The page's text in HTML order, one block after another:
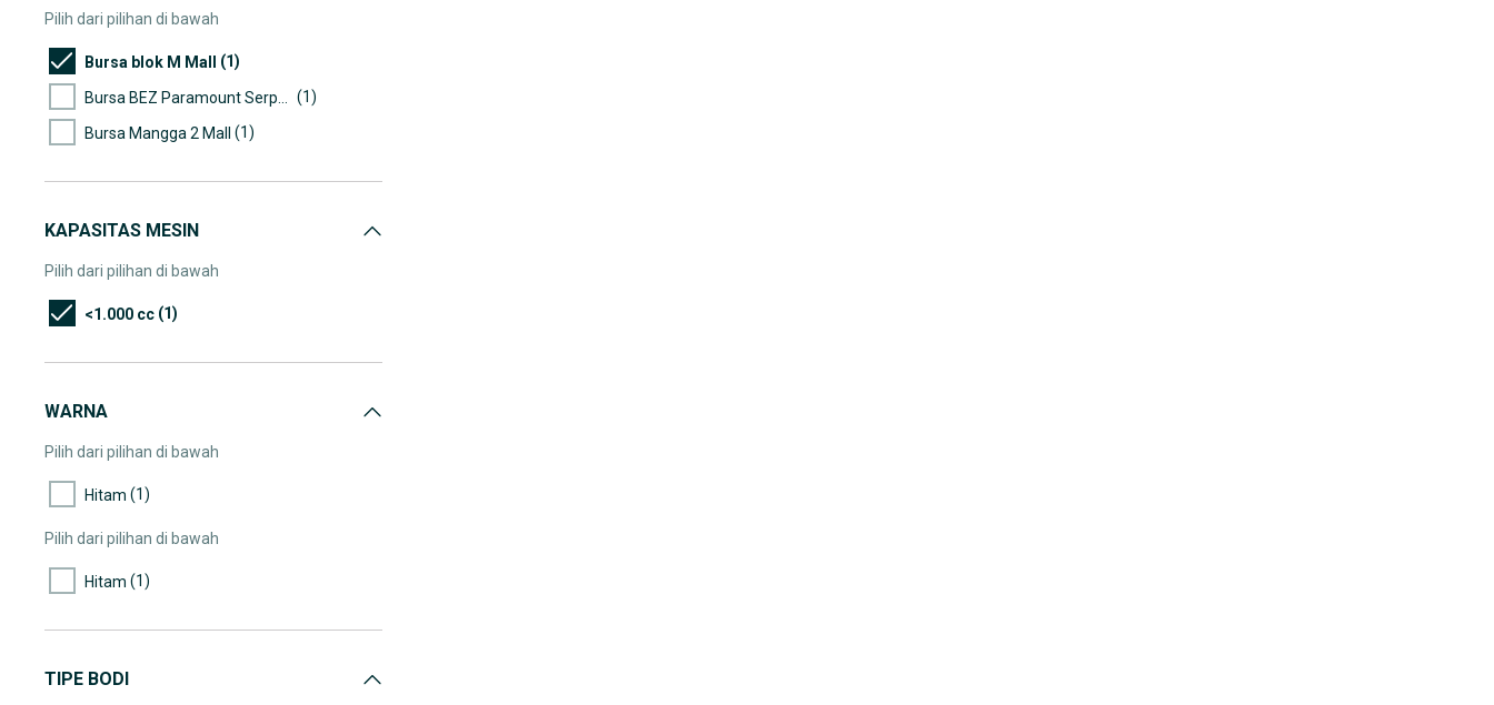
Pilih dari pilihan di bawah
Bursa blok M Mall (1)
(1)
Bursa Mangga 2 Mall (1)
KAPASITAS MESIN
Pilih dari pilihan di bawah
<1.000 cc (1)
WARNA
Pilih dari pilihan di bawah
Hitam (1)
Pilih dari pilihan di bawah
Hitam (1)
TIPE BODI